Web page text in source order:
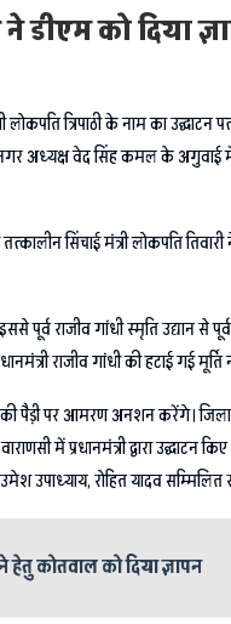
को दिया
लोकपति त्रिपाठी के नाम का
अध्यक्ष वेद सिंह कमल के
सिंचाई मंत्री लोकपति
राजीव गांधी स्मृति उद्यान से पूर्व
राजीव गांधी की हटाई गई
की पैड़ी पर आमरण अनशन करेंगे।
में प्रधानमंत्री द्वारा
उपाध्याय, रोहित यादव सम्मिलित
हेतु कोतवाल को दिया ज्ञापन